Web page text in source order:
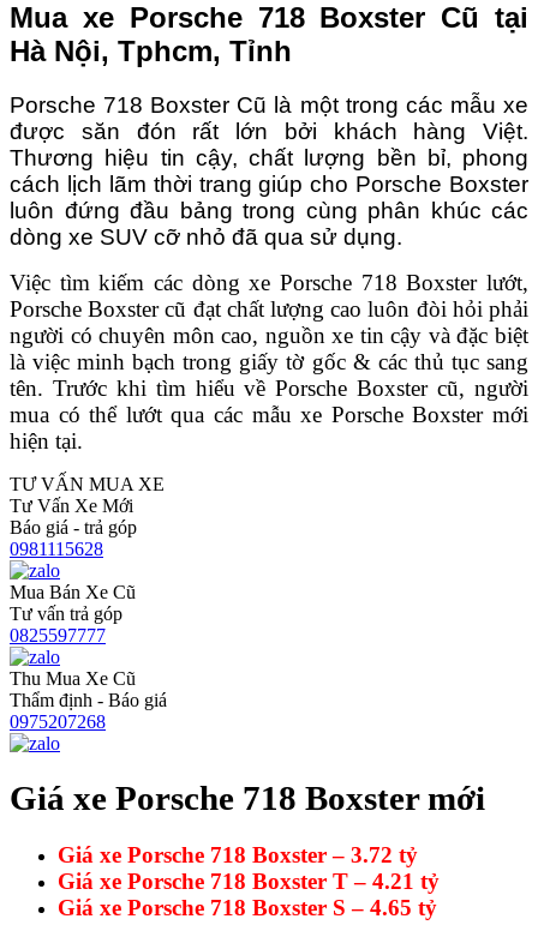
Boxster
Cũ
Mua xe Porsche 718 Boxster Cũ tại
Hà Nội, Tphcm, Tỉnh
Porsche 718 Boxster Cũ là một trong các mẫu xe
được săn đón rất lớn bởi khách hàng Việt.
Thương hiệu tin cậy, chất lượng bền bỉ, phong
cách lịch lãm thời trang giúp cho Porsche Boxster
luôn đứng đầu bảng trong cùng phân khúc các
dòng xe SUV cỡ nhỏ đã qua sử dụng.
Việc tìm kiếm các dòng xe Porsche 718 Boxster lướt,
Porsche Boxster cũ đạt chất lượng cao luôn đòi hỏi phải
người có chuyên môn cao, nguồn xe tin cậy và đặc biệt
là việc minh bạch trong giấy tờ gốc & các thủ tục sang
tên. Trước khi tìm hiểu về Porsche Boxster cũ, người
mua có thể lướt qua các mẫu xe Porsche Boxster mới
hiện tại.
TƯ VẤN MUA XE
Tư Vấn Xe Mới
Báo giá - trả góp
0981115628
Mua Bán Xe Cũ
Tư vấn trả góp
0825597777
Thu Mua Xe Cũ
Thẩm định - Báo giá
0975207268
Giá xe Porsche 718 Boxster mới
Giá xe Porsche 718 Boxster – 3.72 tỷ
Giá xe Porsche 718 Boxster T – 4.21 tỷ
Giá xe Porsche 718 Boxster S – 4.65 tỷ